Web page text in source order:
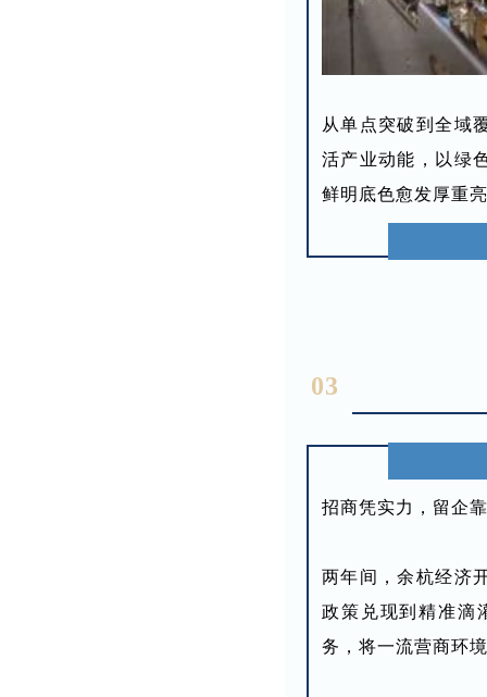
从单点突破到全域
活产业动能，以绿
鲜明底色愈发厚重
03
招商凭实力，留企
两年间，余杭经济
政策兑现到精准滴
务，将一流营商环